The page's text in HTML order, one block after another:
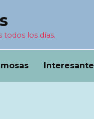
todos los días.
Interesante